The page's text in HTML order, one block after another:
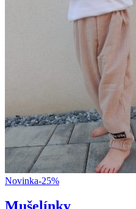
Novinka-25%